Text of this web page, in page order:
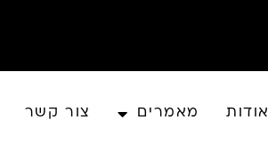
אודות מאמרים צור קשר